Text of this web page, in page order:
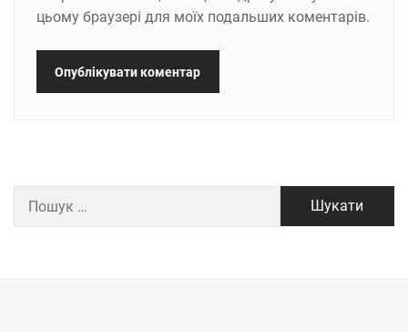
цьому браузері для моїх подальших коментарів.